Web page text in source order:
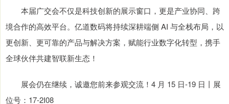
本届广交会不仅是科技创新的展示窗口，更是产业协同、跨
境合作的高效平台。亿道数码将持续深耕端侧 AI 与全栈布局，以
更创新、更可靠的产品与解决方案，赋能行业数字化转型，携手
全球伙伴共建智联新生态！
展会仍在继续，诚邀您前来参观交流！4 月 15 日-19 日丨展
位号：17-2I08